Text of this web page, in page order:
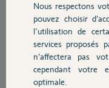
Chauffage
Autres produits
Nicolas N.
il y a presque 2 ans
Nous respectons
pouvez choisir
l'utilisation de
services proposés
n’affectera pas
cependant votre
optimale.